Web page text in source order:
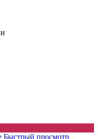
Быстрый просмотр